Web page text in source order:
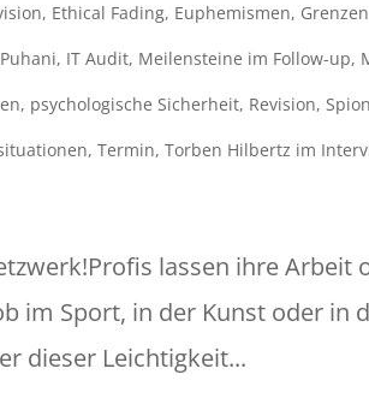
, Ethical Fading, Euphemismen,
, IT Audit, Meilensteine im Follow-up,
, psychologische Sicherheit, Revision,
,Termin,Torben Hilbertz im
lassen ihre Arbeit
im Sport, in der Kunst oder in
dieser Leichtigkeit...